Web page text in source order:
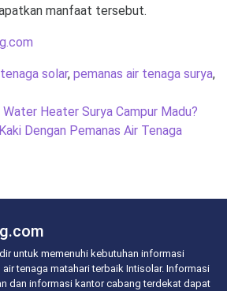
manfaat tersebut.
solar, pemanas air tenaga surya,
Heater Surya Campur Madu?
Dengan Pemanas Air Tenaga
untuk memenuhi kebutuhan informasi
tenaga matahari terbaik Intisolar. Informasi
dan informasi kantor cabang terdekat dapat